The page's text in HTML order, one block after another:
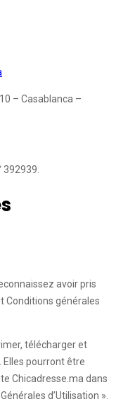
– Casablanca –
392939.
avoir pris
Conditions générales
télécharger et
pourront être
Chicadresse.ma dans
d’Utilisation ».